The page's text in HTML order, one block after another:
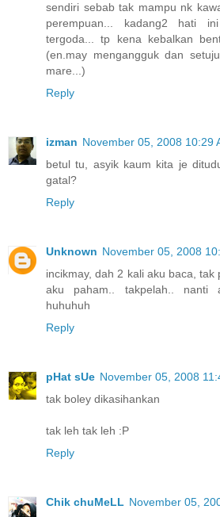
sendiri sebab tak mampu nk
perempuan... kadang2 hati
tergoda... tp kena kebalkan
(en.may mengangguk dan
mare...)
Reply
izman November 05, 2008 10:29
betul tu, asyik kaum kita je
gatal?
Reply
Unknown November 05, 2008
incikmay, dah 2 kali aku baca,
aku paham.. takpelah.. nanti
huhuhuh
Reply
pHat sUe November 05, 2008
tak boley dikasihankan
tak leh tak leh :P
Reply
Chik chuMeLL November 05,